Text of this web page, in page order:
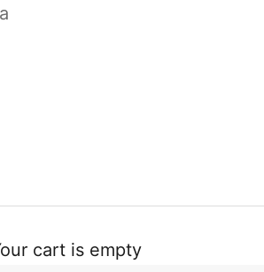
cart is empty